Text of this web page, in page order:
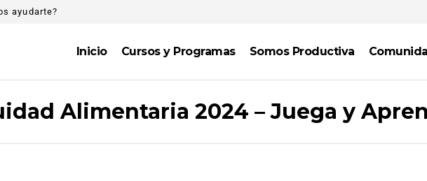
ayudarte?
Inicio Cursos y Programas Somos Productiva
Alimentaria 2024 – Juega y